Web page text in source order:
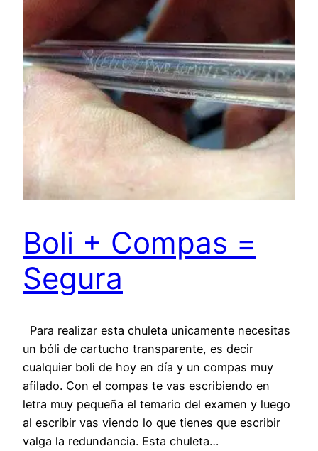
Boli + Compas =
Segura
Para realizar esta chuleta unicamente necesitas
un bóli de cartucho transparente, es decir
cualquier boli de hoy en día y un compas muy
afilado. Con el compas te vas escribiendo en
letra muy pequeña el temario del examen y luego
al escribir vas viendo lo que tienes que escribir
valga la redundancia. Esta chuleta…